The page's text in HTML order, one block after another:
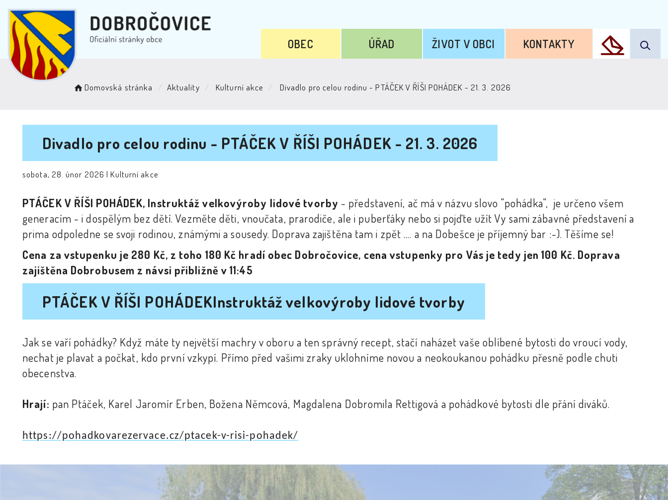
OBEC ÚŘAD ŽIVOT V OBCI KONTAKTY
Domovská stránka Aktuality Kulturní akce Divadlo pro celou rodinu - PTÁČEK V ŘÍŠI POHÁDEK - 21. 3. 2026
Divadlo pro celou rodinu - PTÁČEK V ŘÍŠI POHÁDEK - 21. 3. 2026
sobota, 28. únor 2026 |Kulturní akce
PTÁČEK V ŘÍŠI POHÁDEK, Instruktáž velkovýroby lidové tvorby - představení, ač má v názvu slovo "pohádka", je určeno všem
generacím - i dospělým bez dětí. Vezměte děti, vnoučata, prarodiče, ale i puberťáky nebo si pojďte užít Vy sami zábavné představení a
prima odpoledne se svoji rodinou, známými a sousedy. Doprava zajištěna tam i zpět .... a na Dobešce je příjemný bar :-). Těšíme se!
Cena za vstupenku je 280 Kč, z toho 180 Kč hradí obec Dobročovice, cena vstupenky pro Vás je tedy jen 100 Kč. Doprava
zajištěna Dobrobusem z návsi přibližně v 11:45
PTÁČEK V ŘÍŠI POHÁDEKInstruktáž velkovýroby lidové tvorby
Jak se vaří pohádky? Když máte ty největší machry v oboru a ten správný recept, stačí naházet vaše oblíbené bytosti do vroucí vody,
nechat je plavat a počkat, kdo první vzkypí. Přímo před vašimi zraky uklohníme novou a neokoukanou pohádku přesně podle chuti
obecenstva.
Hrají: pan Ptáček, Karel Jaromír Erben, Božena Němcová, Magdalena Dobromila Rettigová a pohádkové bytosti dle přání diváků.
https://pohadkovarezervace.cz/ptacek-v-risi-pohadek/